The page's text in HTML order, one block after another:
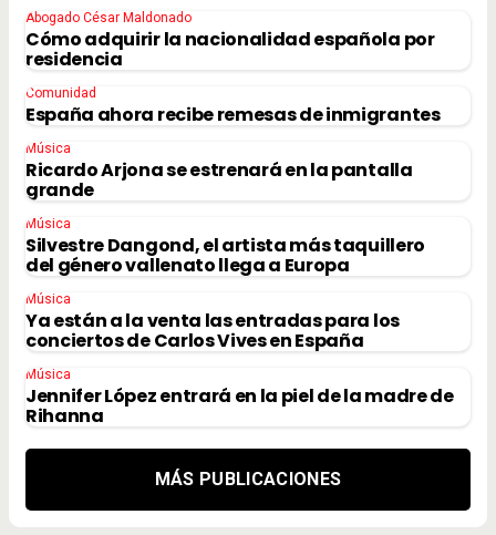
Abogado César Maldonado
Cómo adquirir la nacionalidad española por
residencia
Comunidad
España ahora recibe remesas de inmigrantes
Música
Ricardo Arjona se estrenará en la pantalla
grande
Música
Silvestre Dangond, el artista más taquillero
del género vallenato llega a Europa
Música
Ya están a la venta las entradas para los
conciertos de Carlos Vives en España
Música
Jennifer López entrará en la piel de la madre de
Rihanna
MÁS PUBLICACIONES